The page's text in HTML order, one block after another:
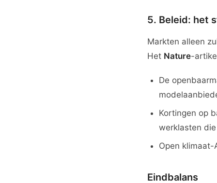
5. Beleid: het
Markten alleen
Het Nature-
De
Kortingen op
werklasten
Open
Eindbalans